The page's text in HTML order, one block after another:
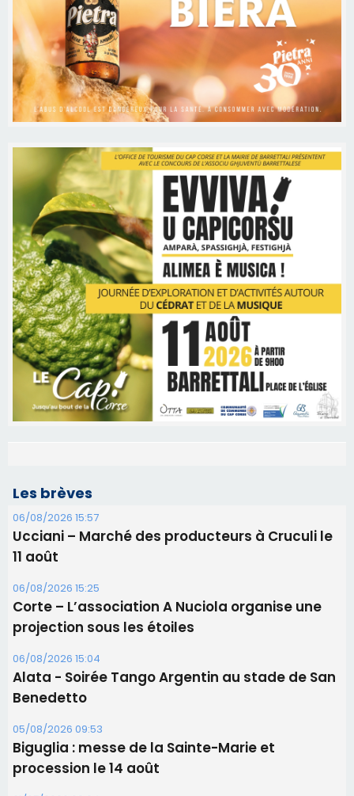
Les brèves
06/08/2026 15:57
Ucciani – Marché des producteurs à Cruculi le
11 août
06/08/2026 15:25
Corte – L’association A Nuciola organise une
projection sous les étoiles